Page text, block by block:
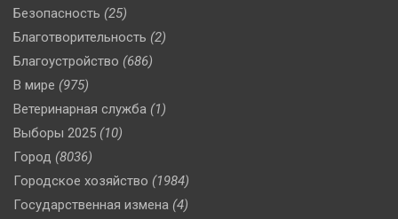
Безопасность (25)
Благотворительность (2)
Благоустройство (686)
В мире (975)
Ветеринарная служба (1)
Выборы 2025 (10)
Город (8036)
Городское хозяйство (1984)
Государственная измена (4)